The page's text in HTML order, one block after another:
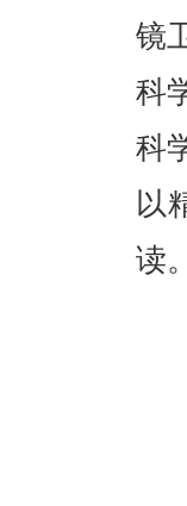
镜
科
科
以
读。